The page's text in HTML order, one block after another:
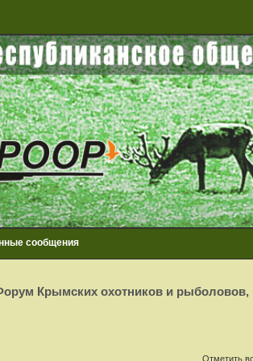
сообщения
Крымских охотников и рыболовов,
Отметить